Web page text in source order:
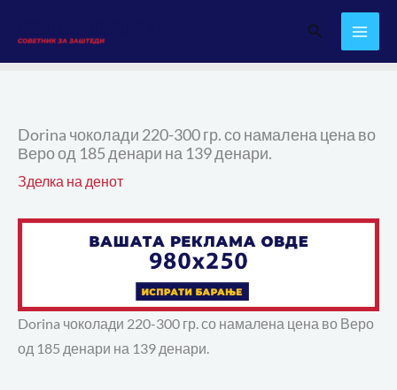
content
Search
Dorina чоколади 220-300 гр. со намалена цена во
Веро од 185 денари на 139 денари.
Зделка на денот
Dorina чоколади 220-300 гр. со намалена цена во Веро
од 185 денари на 139 денари.